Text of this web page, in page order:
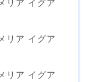
リア イグア
リア イグア
リア イグア